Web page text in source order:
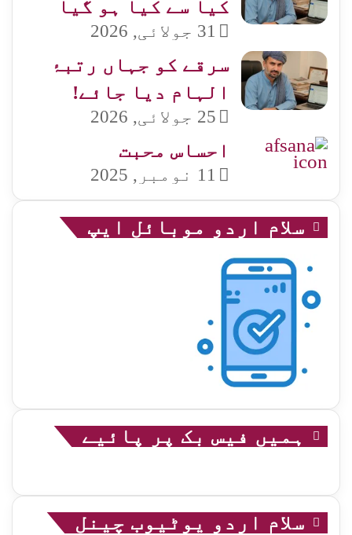
کیا سے کیا ہو گیا
31 جولائی, 2026
سرقے کو جہاں رتبۂ
الہام دیا جائے!
25 جولائی, 2026
احساس محبت
11 نومبر, 2025
سلام اردو موبائل ایپ
ہمیں فیس بک پر پائیے
سلام اردو یوٹیوب چینل